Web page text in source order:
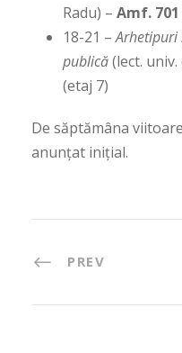
Radu) – Amf. 701
18-21 –Arhetipuri
publică(lect.
(etaj 7)
De săptămâna
anunțat inițial.
PREV